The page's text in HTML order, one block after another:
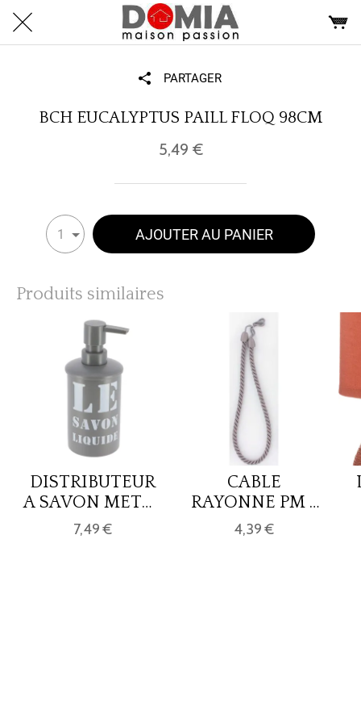
PARTAGER
BCH EUCALYPTUS PAILL FLOQ 98CM
5,49 €
1 AJOUTER AU PANIER
Produits similaires
DISTRIBUTEUR
A SAVON METAL
IMPRIME 330
ML - GRIS
7,49 €
CABLE
RAYONNE PM -
GRIS
4,39 €